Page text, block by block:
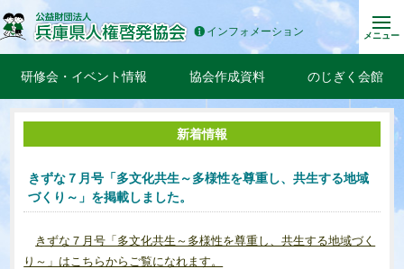
インフォメーション メニュー
研修会・イベント情報 協会作成資料 のじぎく会館
新着情報
きずな７月号「多文化共生～多様性を尊重し、共生する地域
づくり～」を掲載しました。
きずな７月号「多文化共生～多様性を尊重し、共生する地域づく
り～」はこちらからご覧になれます。